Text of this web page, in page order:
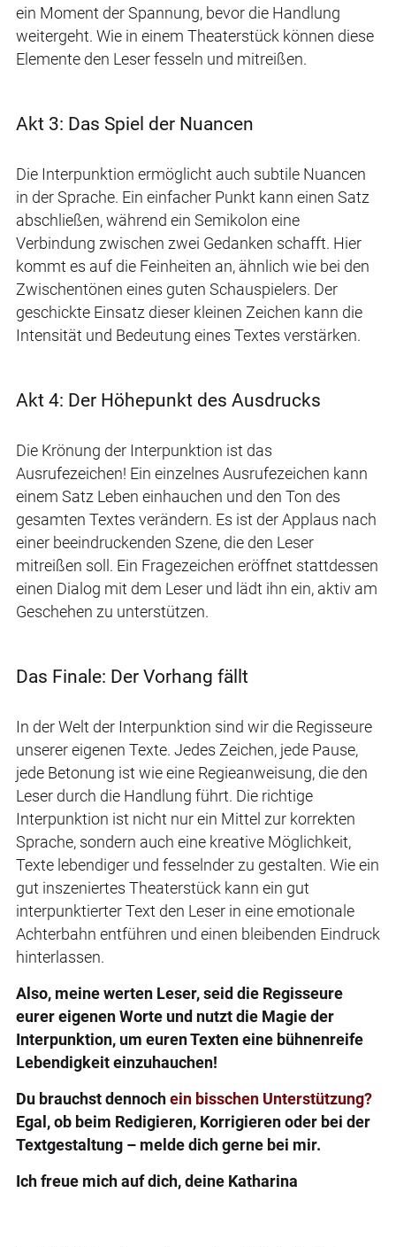
ein Moment der Spannung, bevor die Handlung
weitergeht. Wie in einem Theaterstück können diese
Elemente den Leser fesseln und mitreißen.
Akt 3: Das Spiel der Nuancen
Die Interpunktion ermöglicht auch subtile Nuancen
in der Sprache. Ein einfacher Punkt kann einen Satz
abschließen, während ein Semikolon eine
Verbindung zwischen zwei Gedanken schafft. Hier
kommt es auf die Feinheiten an, ähnlich wie bei den
Zwischentönen eines guten Schauspielers. Der
geschickte Einsatz dieser kleinen Zeichen kann die
Intensität und Bedeutung eines Textes verstärken.
Akt 4: Der Höhepunkt des Ausdrucks
Die Krönung der Interpunktion ist das
Ausrufezeichen! Ein einzelnes Ausrufezeichen kann
einem Satz Leben einhauchen und den Ton des
gesamten Textes verändern. Es ist der Applaus nach
einer beeindruckenden Szene, die den Leser
mitreißen soll. Ein Fragezeichen eröffnet stattdessen
einen Dialog mit dem Leser und lädt ihn ein, aktiv am
Geschehen zu unterstützen.
Das Finale: Der Vorhang fällt
In der Welt der Interpunktion sind wir die Regisseure
unserer eigenen Texte. Jedes Zeichen, jede Pause,
jede Betonung ist wie eine Regieanweisung, die den
Leser durch die Handlung führt. Die richtige
Interpunktion ist nicht nur ein Mittel zur korrekten
Sprache, sondern auch eine kreative Möglichkeit,
Texte lebendiger und fesselnder zu gestalten. Wie ein
gut inszeniertes Theaterstück kann ein gut
interpunktierter Text den Leser in eine emotionale
Achterbahn entführen und einen bleibenden Eindruck
hinterlassen.
Also, meine werten Leser, seid die Regisseure
eurer eigenen Worte und nutzt die Magie der
Interpunktion, um euren Texten eine bühnenreife
Lebendigkeit einzuhauchen!
Du brauchst dennoch ein bisschen Unterstützung?
Egal, ob beim Redigieren, Korrigieren oder bei der
Textgestaltung – melde dich gerne bei mir.
Ich freue mich auf dich, deine Katharina